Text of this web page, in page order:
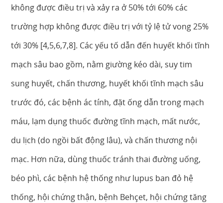
không được điều trị và xảy ra ở 50% tới 60% các
trường hợp không được điều trị với tỷ lệ tử vong 25%
tới 30% [4,5,6,7,8]. Các yếu tố dẫn đến huyết khối tĩnh
mạch sâu bao gồm, nằm giường kéo dài, suy tim
sung huyết, chấn thương, huyết khối tĩnh mạch sâu
trước đó, các bệnh ác tính, đặt ống dẫn trong mạch
máu, lạm dụng thuốc đường tĩnh mạch, mất nước,
du lịch (do ngồi bất động lâu), và chấn thương nội
mạc. Hơn nữa, dùng thuốc tránh thai đường uống,
béo phì, các bệnh hệ thống như lupus ban đỏ hệ
thống, hội chứng thận, bệnh Behçet, hội chứng tăng